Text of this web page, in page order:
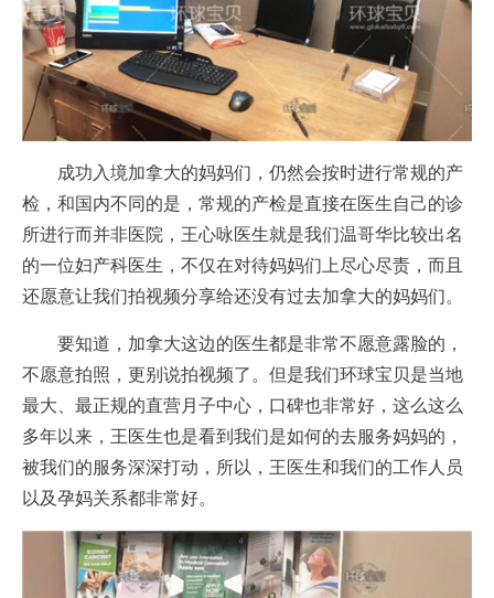
成功入境加拿大的妈妈们，仍然会按时进行常规的产
检，和国内不同的是，常规的产检是直接在医生自己的诊
所进行而并非医院，王心咏医生就是我们温哥华比较出名
的一位妇产科医生，不仅在对待妈妈们上尽心尽责，而且
还愿意让我们拍视频分享给还没有过去加拿大的妈妈们。
要知道，加拿大这边的医生都是非常不愿意露脸的，
不愿意拍照，更别说拍视频了。但是我们环球宝贝是当地
最大、最正规的直营月子中心，口碑也非常好，这么这么
多年以来，王医生也是看到我们是如何的去服务妈妈的，
被我们的服务深深打动，所以，王医生和我们的工作人员
以及孕妈关系都非常好。